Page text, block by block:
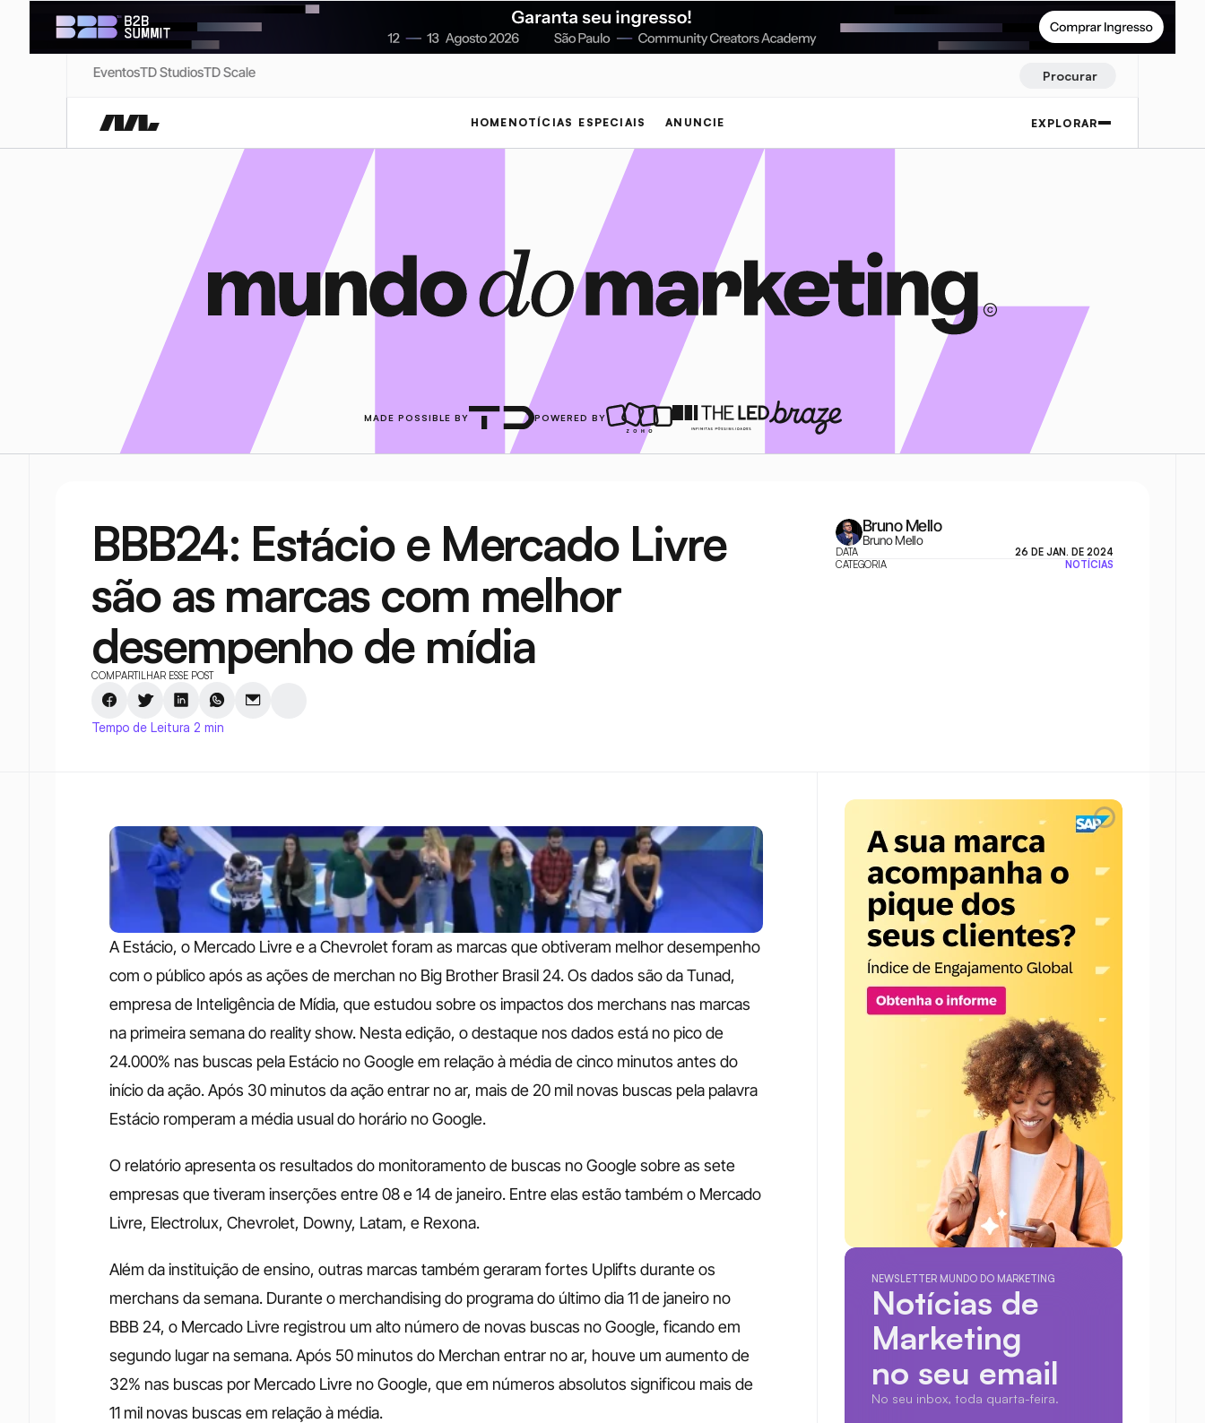
EventosTD StudiosTD Scale Procurar
HOME NOTÍCIAS ESPECIAIS ANUNCIE EXPLORAR
MADE POSSIBLE BY POWERED BY
BBB24: Estácio e Mercado Livre
são as marcas com melhor
desempenho de mídia
COMPARTILHAR ESSE POST
Tempo de Leitura 2 min
Bruno Mello
Bruno Mello
DATA
26 DE JAN. DE 2024
CATEGORIA
NOTÍCIAS
A Estácio, o Mercado Livre e a Chevrolet foram as marcas que obtiveram melhor desempenho
com o público após as ações de merchan no Big Brother Brasil 24. Os dados são da Tunad,
empresa de Inteligência de Mídia, que estudou sobre os impactos dos merchans nas marcas
na primeira semana do reality show. Nesta edição, o destaque nos dados está no pico de
24.000% nas buscas pela Estácio no Google em relação à média de cinco minutos antes do
início da ação. Após 30 minutos da ação entrar no ar, mais de 20 mil novas buscas pela palavra
Estácio romperam a média usual do horário no Google.
O relatório apresenta os resultados do monitoramento de buscas no Google sobre as sete
empresas que tiveram inserções entre 08 e 14 de janeiro. Entre elas estão também o Mercado
Livre, Electrolux, Chevrolet, Downy, Latam, e Rexona.
Além da instituição de ensino, outras marcas também geraram fortes Uplifts durante os
merchans da semana. Durante o merchandising do programa do último dia 11 de janeiro no
BBB 24, o Mercado Livre registrou um alto número de novas buscas no Google, ficando em
segundo lugar na semana. Após 50 minutos do Merchan entrar no ar, houve um aumento de
32% nas buscas por Mercado Livre no Google, que em números absolutos significou mais de
11 mil novas buscas em relação à média.
NEWSLETTER MUNDO DO MARKETING
Notícias de
Marketing
no seu email
No seu inbox, toda quarta-feira.